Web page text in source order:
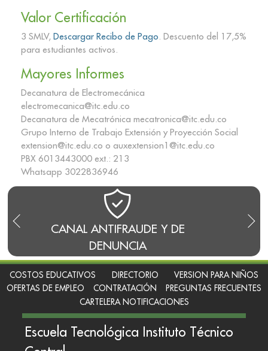
Y DE
BLOG DEL RECTOR
Valor Certificación
3 SMLV, Descargar Recibo de Pago. Descuento del 17,5%
para estudiantes activos.
Mayores Informes
Decanatura de Electromecánica
electromecanica@itc.edu.co
Decanatura de Mecatrónica mecatronica@itc.edu.co
Grupo Interno de Trabajo Extensión y Proyección Social
extension@itc.edu.co o auxextension1@itc.edu.co
PBX 6013443000 ext.: 213
Whatsapp 3022836946
COSTOS EDUCATIVOS DIRECTORIO
VERSION PARA NIÑOS
OFERTAS DE EMPLEO
CONTRATACIÓN
PREGUNTAS FRECUENTES
CARTELERA NOTIFICACIONES
Escuela Tecnológica Instituto Técnico